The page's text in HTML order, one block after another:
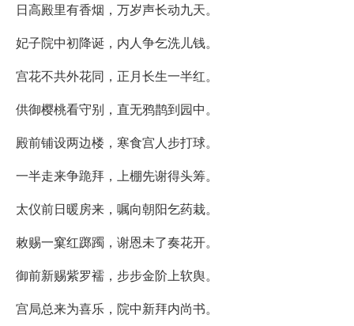
日高殿里有香烟，万岁声长动九天。
妃子院中初降诞，内人争乞洗儿钱。
宫花不共外花同，正月长生一半红。
供御樱桃看守别，直无鸦鹊到园中。
殿前铺设两边楼，寒食宫人步打球。
一半走来争跪拜，上棚先谢得头筹。
太仪前日暖房来，嘱向朝阳乞药栽。
敕赐一窠红踯躅，谢恩未了奏花开。
御前新赐紫罗襦，步步金阶上软舆。
宫局总来为喜乐，院中新拜内尚书。